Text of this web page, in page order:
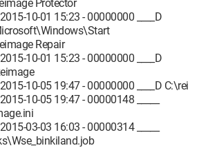
Protector
10-01 15:23 - 00000000 ____D
Repair
10-01 15:23 - 00000000 ____D
10-05 19:47 - 00000000 ____D C:\rei
10-05 19:47 - 00000148 _____
03-03 16:03 - 00000314 _____